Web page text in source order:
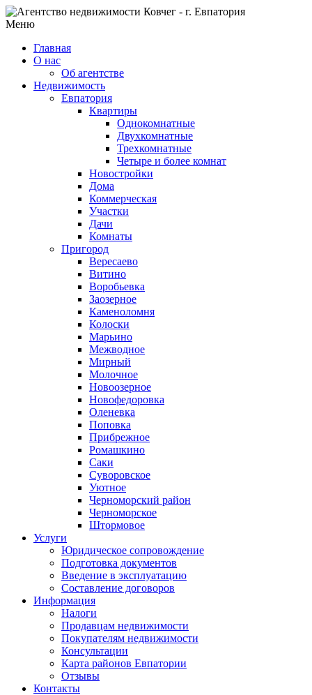
Меню
Главная
О нас
Об агентстве
Недвижимость
Евпатория
Квартиры
Однокомнатные
Двухкомнатные
Трехкомнатные
Четыре и более комнат
Новостройки
Дома
Коммерческая
Участки
Дачи
Комнаты
Пригород
Вересаево
Витино
Воробьевка
Заозерное
Каменоломня
Колоски
Марьино
Межводное
Мирный
Молочное
Новоозерное
Новофедоровка
Оленевка
Поповка
Прибрежное
Ромашкино
Саки
Суворовское
Уютное
Черноморский район
Черноморское
Штормовое
Услуги
Юридическое сопровождение
Подготовка документов
Введение в эксплуатацию
Составление договоров
Информация
Налоги
Продавцам недвижимости
Покупателям недвижимости
Консультации
Карта районов Евпатории
Отзывы
Контакты